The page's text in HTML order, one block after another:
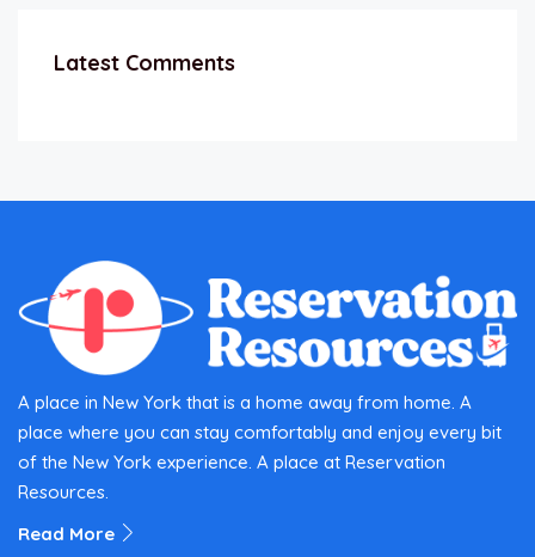
Latest Comments
A place in New York that is a home away from home. A
place where you can stay comfortably and enjoy every bit
of the New York experience. A place at Reservation
Resources.
Read More